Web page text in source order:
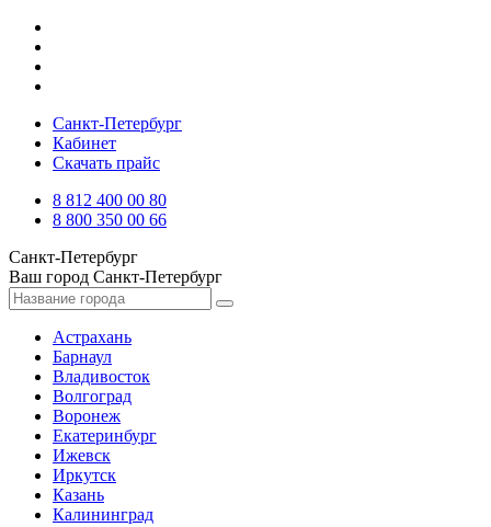
Санкт-Петербург
Кабинет
Скачать прайс
8 812 400 00 80
8 800 350 00 66
Санкт-Петербург
Ваш город Санкт-Петербург
Астрахань
Барнаул
Владивосток
Волгоград
Воронеж
Екатеринбург
Ижевск
Иркутск
Казань
Калининград